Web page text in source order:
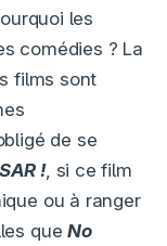
les
comédies ? La
films sont
de se
!, si ce film
ou à ranger
queNo